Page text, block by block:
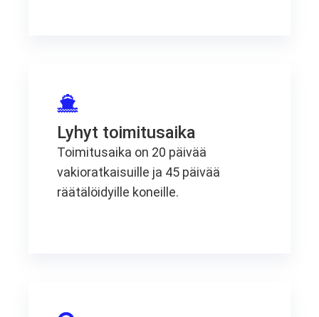
Lyhyt toimitusaika
Toimitusaika on 20 päivää
vakioratkaisuille ja 45 päivää
räätälöidyille koneille.